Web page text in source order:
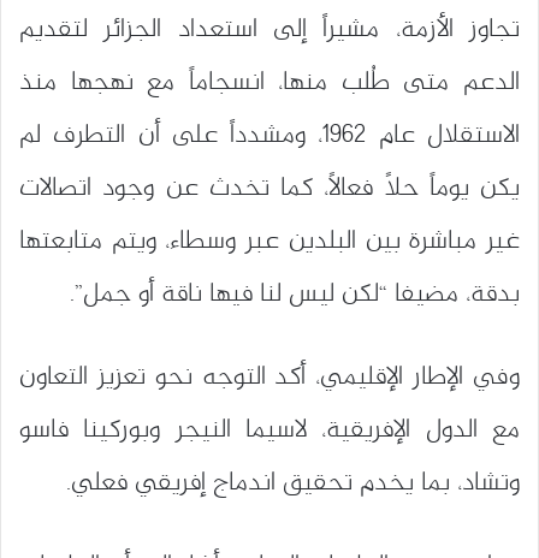
تجاوز الأزمة، مشيراً إلى استعداد الجزائر لتقديم
الدعم متى طُلب منها، انسجاماً مع نهجها منذ
الاستقلال عام 1962، ومشدداً على أن التطرف لم
يكن يوماً حلاً فعالاً، كما تخدث عن وجود اتصالات
غير مباشرة بين البلدين عبر وسطاء، ويتم متابعتها
بدقة، مضيفا “لكن ليس لنا فيها ناقة أو جمل”.
وفي الإطار الإقليمي، أكد التوجه نحو تعزيز التعاون
مع الدول الإفريقية، لاسيما النيجر وبوركينا فاسو
وتشاد، بما يخدم تحقيق اندماج إفريقي فعلي.